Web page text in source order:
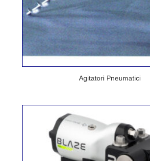
Agitatori Pneumatici